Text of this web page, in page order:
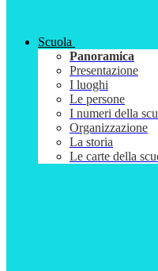
Scuola
Panoramica
Presentazione
I luoghi
Le persone
I numeri della
Organizzazione
La storia
Le carte della